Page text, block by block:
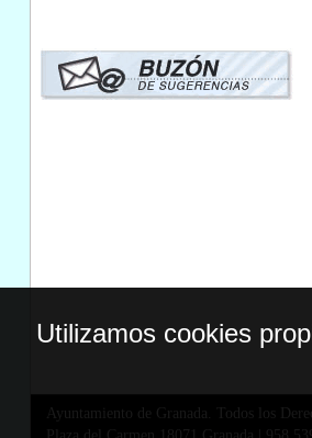
Ayuntamiento de Granada. Todos los
Utilizamos cookies